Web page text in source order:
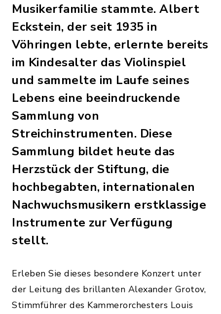
Musikerfamilie stammte. Albert
Eckstein, der seit 1935 in
Vöhringen lebte, erlernte bereits
im Kindesalter das Violinspiel
und sammelte im Laufe seines
Lebens eine beeindruckende
Sammlung von
Streichinstrumenten. Diese
Sammlung bildet heute das
Herzstück der Stiftung, die
hochbegabten, internationalen
Nachwuchsmusikern erstklassige
Instrumente zur Verfügung
stellt.
Erleben Sie dieses besondere Konzert unter
der Leitung des brillanten Alexander Grotov,
Stimmführer des Kammerorchesters Louis